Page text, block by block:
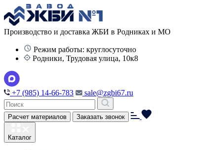
Производство и доставка ЖБИ в Родниках и МО
Режим работы: круглосуточно
Родники, Трудовая улица, 10к8
+7 (985) 14-66-783 sale@zgbi67.ru
Расчет материалов Заказать звонок
Каталог